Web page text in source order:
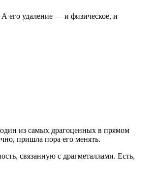
А его удаление — и физическое, и
из самых драгоценных в прямом
пришла пора его менять.
связанную с драгметаллами. Есть,